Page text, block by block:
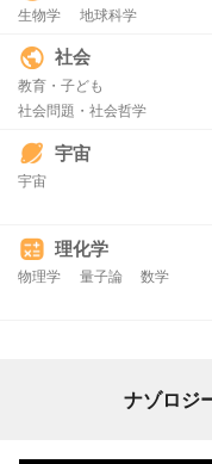
生物学 地球科学
社会
教育・子ども
社会問題・社会哲学
宇宙
宇宙
理化学
物理学 量子論 数学
ナゾロジ